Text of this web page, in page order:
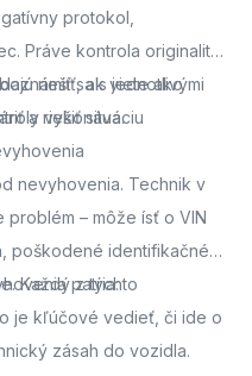
protokol,
Práve kontrola originality
riešiť, ak viete ako
a riešiť situáciu
sa s jednotlivými
vykonáva.
nevyhovenia. Technik v
– môže ísť o VIN
poškodené identifikačné
Každý z týchto
je kľúčové vedieť, či ide o
zásah do vozidla.
patria: